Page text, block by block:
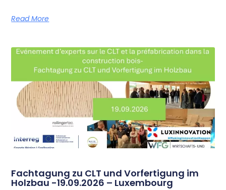
Read More
Fachtagung zu CLT und Vorfertigung im
Holzbau -19.09.2026 – Luxembourg